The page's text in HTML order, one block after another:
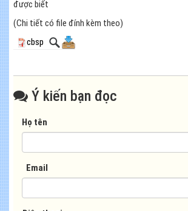
được biết
(Chi tiết có file đính kèm theo)
cbsp
Ý kiến bạn đọc
Họ tên
Email